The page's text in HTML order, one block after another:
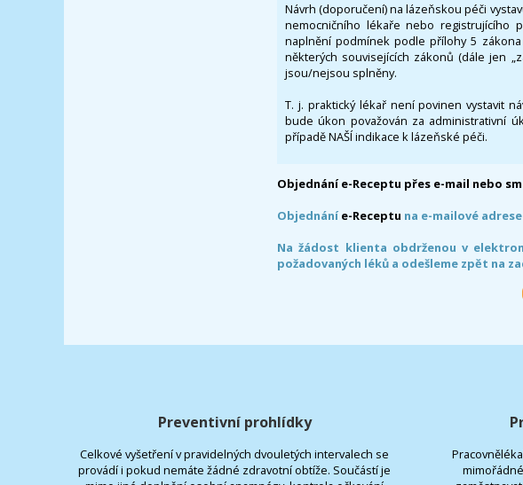
Návrh (doporučení) na lázeňskou péči
nemocničního lékaře nebo registrujícího
naplnění podmínek podle přílohy 5
některých souvisejících zákonů (dále jen
jsou/nejsou splněny.
T. j. praktický lékař není povinen vystavit
bude úkon považován za administrativní
případě NAŠÍ indikace k lázeňské péči.
Objednání e-Receptu přes e-mail nebo
Objednáníe-Receptu na e-mailové
Na žádost klienta obdrženou v
požadovaných léků a odešleme zpět na
Preventivní prohlídky
Celkové vyšetření v pravidelných dvouletých intervalech se
provádí i pokud nemáte žádné zdravotní obtíže. Součástí je